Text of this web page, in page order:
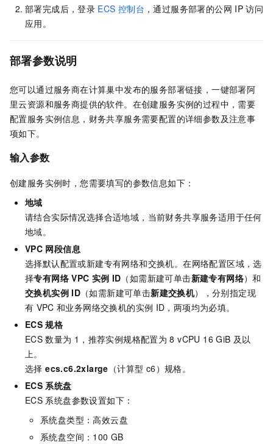
部署完成后，登录 ECS 控制台 ，通过服务部署的公网 IP 访问
应用。
部署参数说明
您可以通过服务商在计算巢中发布的服务部署链接，一键部署阿
里云资源和服务商提供的软件。在创建服务实例的过程中，需要
配置服务实例信息，财务共享服务需要配置的详细参数及注意事
项如下。
输入参数
创建服务实例时，您需要填写的参数信息如下：
地域
请结合实际情况选择合适地域，当前财务共享服务适用于任何
地域。
VPC 网段信息
选择默认配置或新建专有网络和交换机。在网络配置区域，选
择专有网络 VPC 实例 ID （如需新建可单击新建专有网络）和
交换机实例 ID （如需新建可单击新建交换机），分别指定现
有 VPC 和业务网络交换机的实例 ID，两项均为必填。
ECS 规格
ECS 数量为 1，推荐实例规格配置为 8 vCPU 16 GiB 及以
上。
选择ecs.c6.2xlarge （计算型 c6）规格。
ECS 系统盘
ECS 系统盘参数设置如下：
系统盘类型：高效云盘
系统盘空间：100 GB